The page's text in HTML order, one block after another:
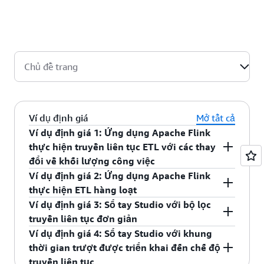
Chủ đề trang
Ví dụ định giá
Mở tất cả
Ví dụ định giá 1: Ứng dụng Apache Flink
thực hiện truyền liên tục ETL với các thay
đổi về khối lượng công việc
Bạn sử dụng ứng dụng Apache Flink trong Dịch
vụ được quản lý của Amazon dành cho Apache
Flink để chuyển đổi và phân phối liên tục dữ liệu
bản ghi được Luồng dữ liệu Kinesis của bạn thu
thập sang Amazon Simple Storage Service
(Amazon S3). Dữ liệu bản ghi được chuyển đổi
Ví dụ định giá 2: Ứng dụng Apache Flink
thực hiện ETL hàng loạt
Bạn sử dụng ứng dụng Apache Flink trong Dịch
vụ được quản lý của Amazon dành cho Apache
Flink để chuyển đổi dữ liệu bản ghi trong
Amazon Simple Storage Service (Amazon S3) ở
Ví dụ định giá 3: Sổ tay Studio với bộ lọc
truyền liên tục đơn giản
Bạn sử dụng Studio Dịch vụ được quản lý của
Amazon dành cho Apache Flink để không ngừng
Ví dụ định giá 4: Sổ tay Studio với khung
thời gian trượt được triển khai đến chế độ
truyền liên tục